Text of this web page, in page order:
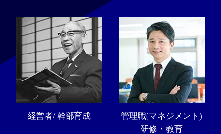
経営者/ 幹部育成
管理職(マネジメント)
研修・教育